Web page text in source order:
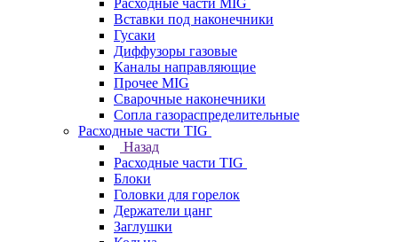
Расходные части MIG
Вставки под наконечники
Гусаки
Диффузоры газовые
Каналы направляющие
Прочее MIG
Сварочные наконечники
Сопла газораспределительные
Расходные части TIG
Назад
Расходные части TIG
Блоки
Головки для горелок
Держатели цанг
Заглушки